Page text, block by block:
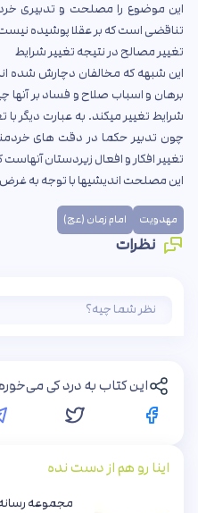
این موضوع را مصلحت و تدبیری
تناقضی است که بر عقلا پوشیده
تغییر مصالح در نتیجه تغییر شرایط
این شبهه که مخالفان دچارش شده
برهان و اسباب صلاح و فساد بر آنها
شرایط تغییر میکند. به عبارت دیگر
چون تدبیر حکما در دقت های
تغییر افکار و افعال زیردستان
این مصلحت اندیشیها با توجه به غرض
مهدویت امام زمان (عج)
نظرات
این کتاب به درد کی
اینا رو هم از دست نده
مجموعه